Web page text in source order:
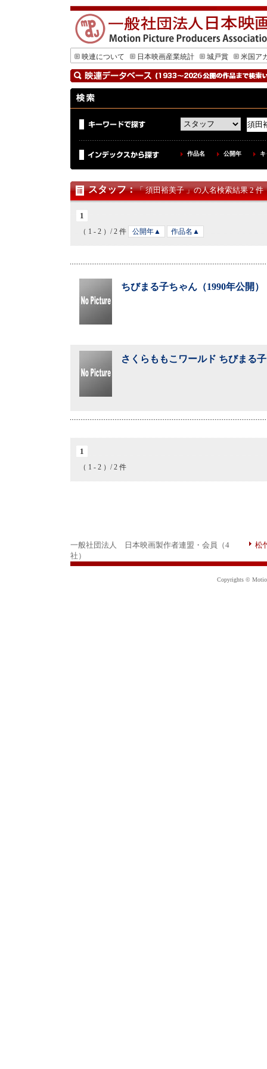
映連について 日本映画産業統計 城戸賞 米国ア
作品名 公開年
スタッフ：「 須田裕美子 」の人名検索結果 2 件
1
（ 1 - 2 ）/ 2 件 公開年▲ 作品名▲
ちびまる子ちゃん（1990年公開）
さくらももこワールド ちびまる
1
（ 1 - 2 ）/ 2 件
一般社団法人 日本映画製作者連盟・会員（4
社）
松
Copyrights ©